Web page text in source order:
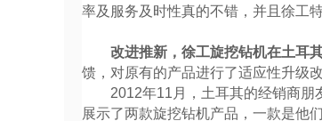
率及服务及时性真的不错，并且徐工
改进推新，徐工旋挖钻机在土耳
馈，对原有的产品进行了适应性升级
2012年11月，土耳其的经销商朋
展示了两款旋挖钻机产品，一款是他